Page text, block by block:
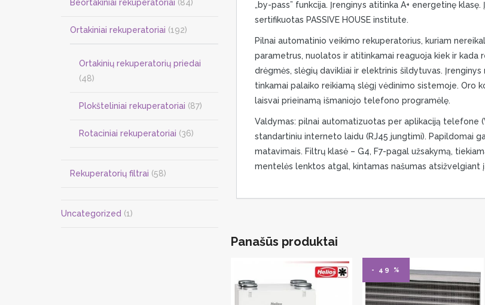
„by-pass” funkcija. Įrenginys atitinka A+ energetinę
sertifikuotas PASSIVE HOUSE institute.
Pilnai automatinio veikimo rekuperatorius, kuriam
parametrus, nuolatos ir atitinkamai reaguoja kiek ir kada
drėgmės, slėgių davikliai ir elektrinis šildytuvas.
tinkamai palaiko reikiamą slėgį vėdinimo sistemoje. Oro
laisvai prieinamą išmaniojo telefono programėlę.
Valdymas: pilnai automatizuotas per aplikaciją telefone
standartiniu interneto laidu (RJ45 jungtimi). Papildomai
matavimais. Filtrų klasė – G4, F7-pagal užsakymą,
mentelės lenktos atgal, kintamas našumas atsižvelgiant
Panašūs produktai
- 49 %
Beortakiniai rekuperatoriai (84)
Ortakiniai rekuperatoriai (192)
Ortakinių rekuperatorių priedai
(48)
Plokšteliniai rekuperatoriai (87)
Rotaciniai rekuperatoriai (36)
Rekuperatorių filtrai (58)
Uncategorized (1)